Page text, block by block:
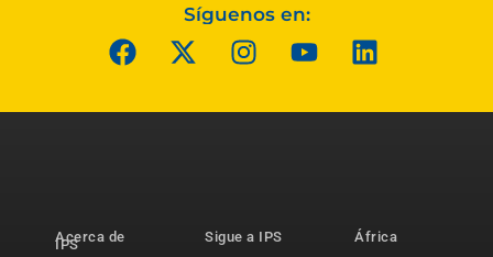
Síguenos en:
Acerca de
IPS
Sigue a IPS
África